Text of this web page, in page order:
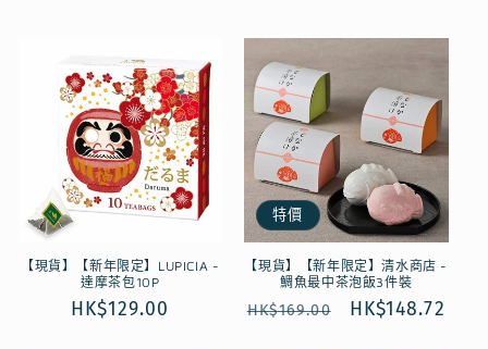
【現貨】【新年限定】LUPICIA -
達摩茶包10P
定
HK$129.00
特價
【現貨】【新年限定】清水商店 -
鯛魚最中茶泡飯3件裝
定
HK$169.00
售
HK$148.72